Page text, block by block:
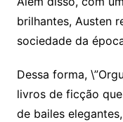
brilhantes, Austen
sociedade da
Dessa forma,
livros de ficção
de bailes